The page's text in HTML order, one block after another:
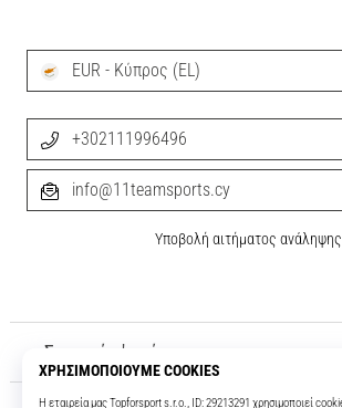
Σχετικά μ' εμάς
EUR - Κύπρος (EL)
+302111996496
info@11teamsports.cy
Υποβολή αιτήματος ανάληψης